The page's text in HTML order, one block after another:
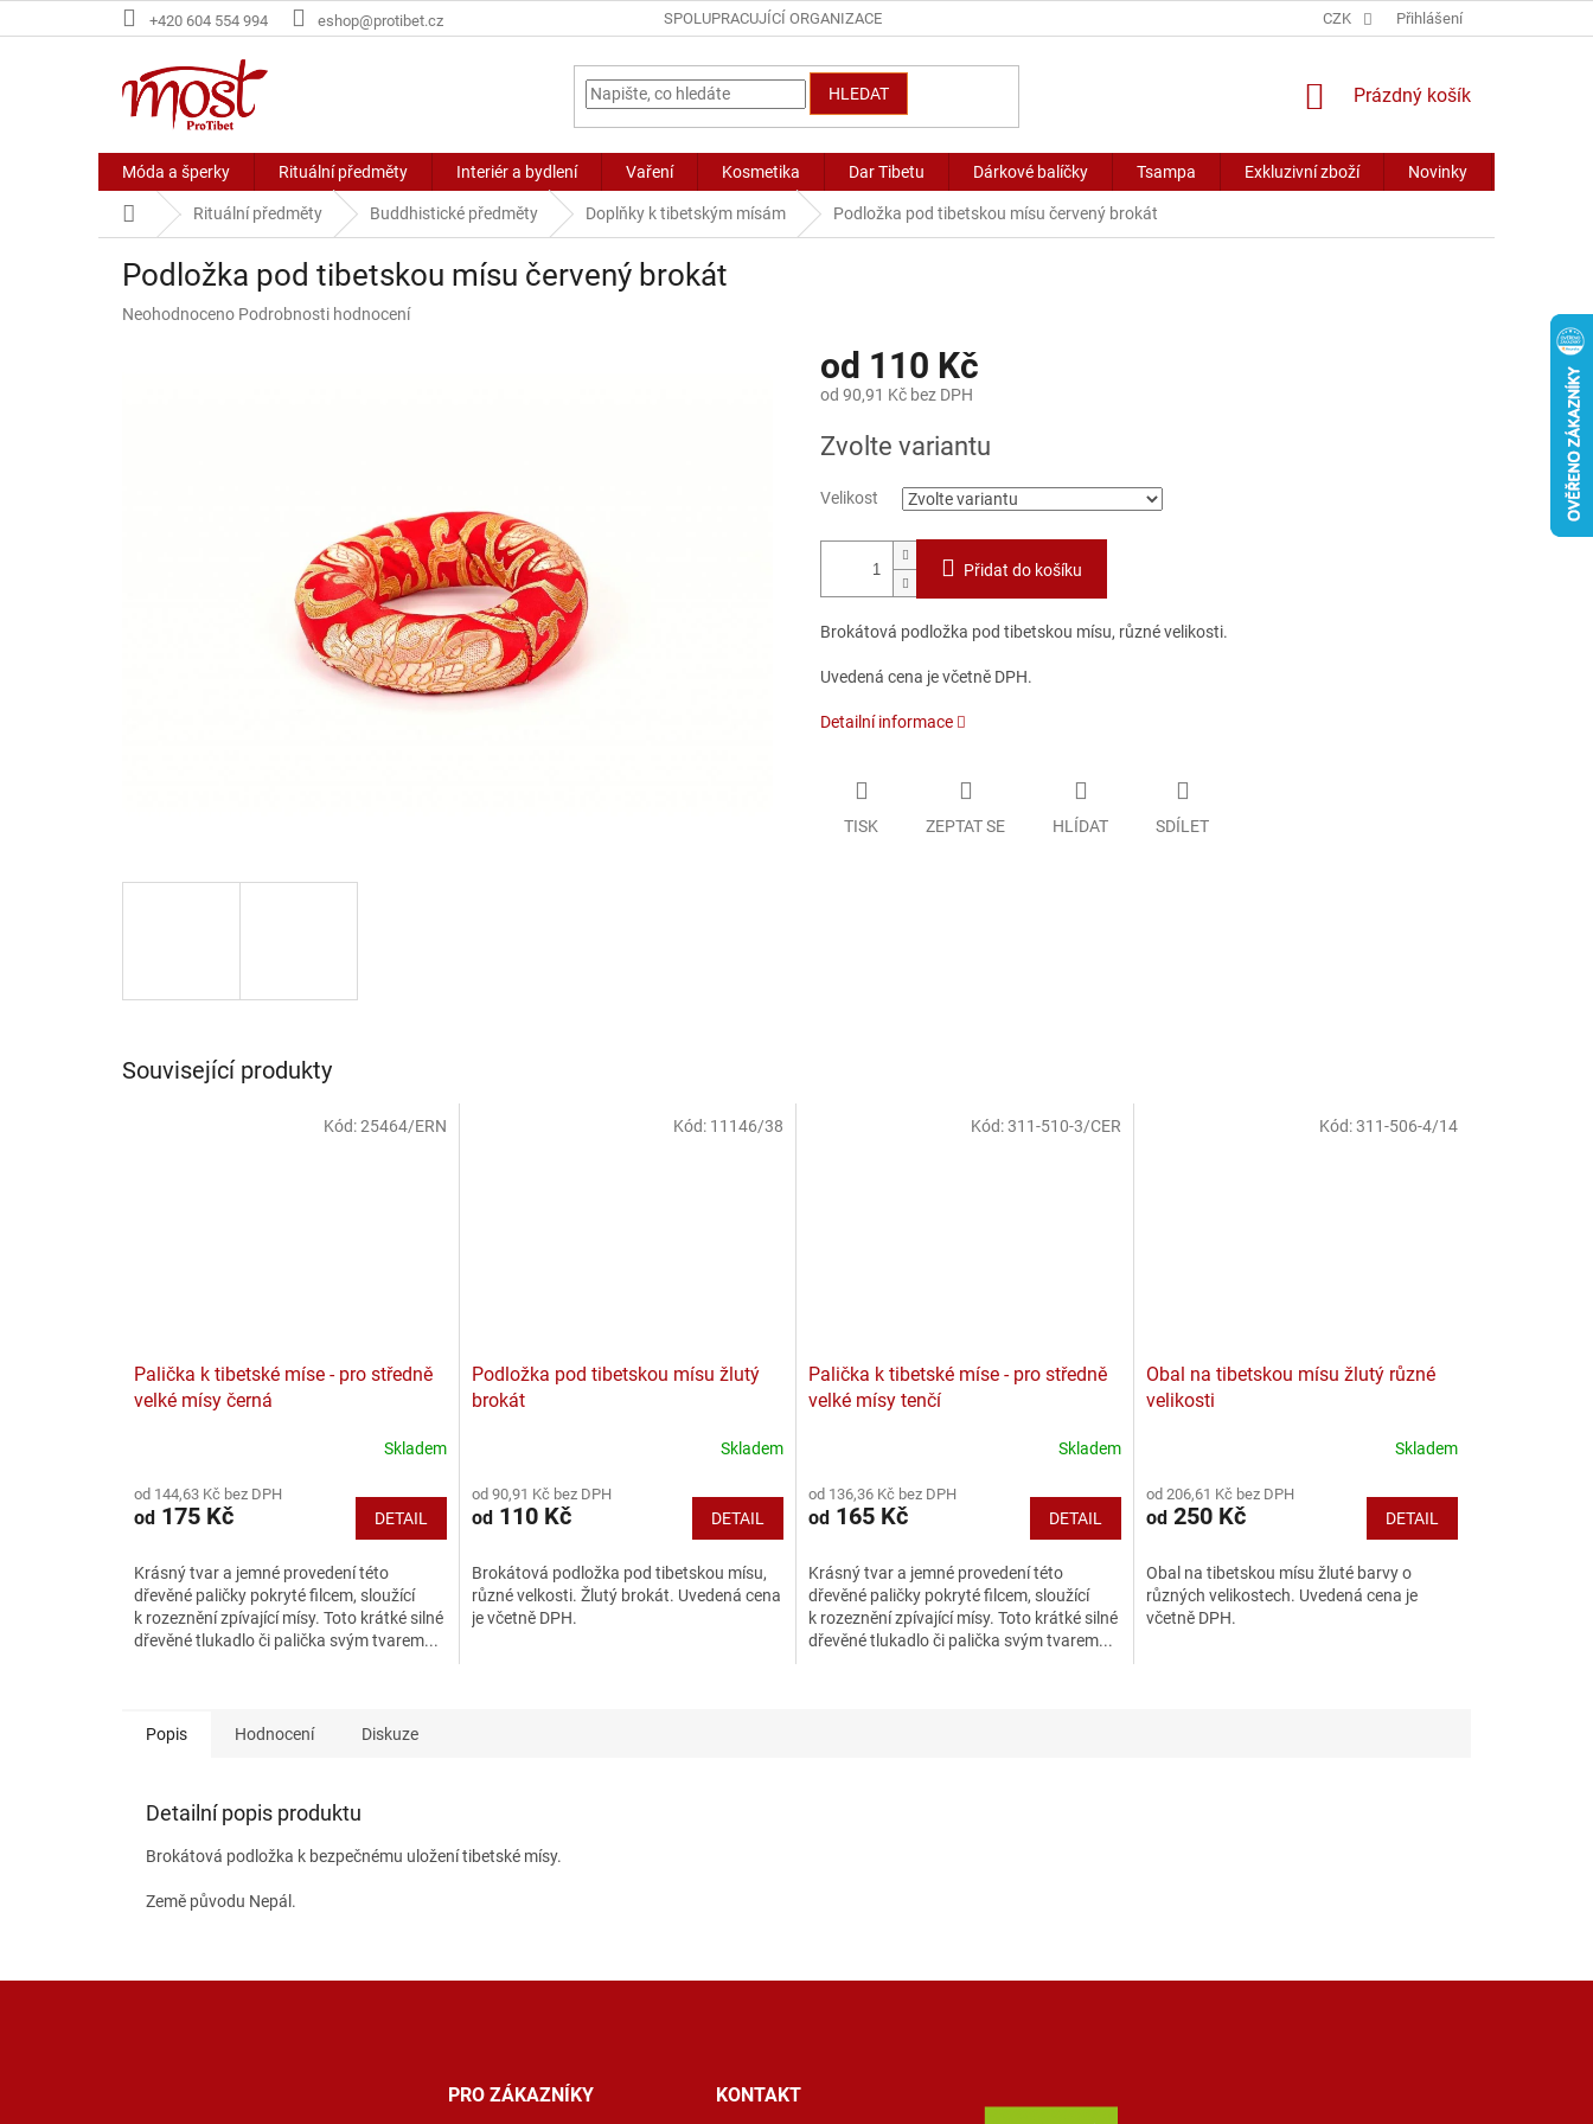
na
+420 604 554 994 eshop@protibet.cz SPOLUPRACUJÍCÍ ORGANIZACE CZK Přihlášení
HLEDAT
NÁKUPNÍ
Prázdný košík
Móda a šperky Rituální předměty Interiér a bydlení Vaření Kosmetika Dar Tibetu Dárkové balíčky Tsampa Exkluzivní zboží Novinky
Domů Rituální předměty Buddhistické předměty Doplňky k tibetským mísám Podložka pod tibetskou mísu červený brokát
Podložka pod tibetskou mísu červený brokát
Průměrné
Neohodnoceno Podrobnosti hodnocení
od 110 Kč
od 90,91 Kč bez DPH
cena:
Zvolte variantu
Velikost
Přidat do košíku
Brokátová podložka pod tibetskou mísu, různé velikosti.
Uvedená cena je včetně DPH.
Detailní informace
TISK ZEPTAT SE HLÍDAT SDÍLET
Související produkty
Palička k tibetské míse - pro středně
velké mísy černá
Skladem
od 144,63 Kč bez DPH
od 175 Kč DETAIL
Krásný tvar a jemné provedení této
dřevěné paličky pokryté filcem, sloužící
k rozeznění zpívající mísy. Toto krátké silné
dřevěné tlukadlo či palička svým tvarem...
Kód:25464/ERN
Podložka pod tibetskou mísu žlutý
brokát
produktu
je
z
hvězdiček.
Skladem
od 90,91 Kč bez DPH
od110 Kč DETAIL
Brokátová podložka pod tibetskou mísu,
různé velkosti. Žlutý brokát. Uvedená cena
je včetně DPH.
Kód: 11146/38
Palička k tibetské míse - pro středně
velké mísy tenčí
Skladem
od 136,36 Kč bez DPH
od 165 Kč DETAIL
Krásný tvar a jemné provedení této
dřevěné paličky pokryté filcem, sloužící
k rozeznění zpívající mísy. Toto krátké silné
dřevěné tlukadlo či palička svým tvarem...
Kód:311-510-3/CER
Obal na tibetskou mísu žlutý různé
velikosti
Skladem
od 206,61 Kč bez DPH
od250 Kč DETAIL
Obal na tibetskou mísu žluté barvy o
různých velikostech. Uvedená cena je
včetně DPH.
Kód:311-506-4/14
Popis Hodnocení Diskuze
Detailní popis produktu
Brokátová podložka k bezpečnému uložení tibetské mísy.
Země původu Nepál.
PRO ZÁKAZNÍKY KONTAKT